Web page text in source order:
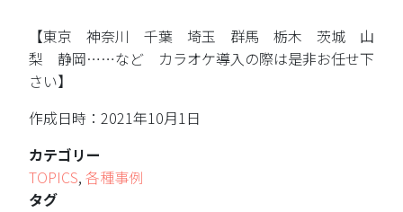
【東京 神奈川 千葉 埼玉 群馬 栃木 茨城 山
梨 静岡……など カラオケ導入の際は是非お任せ下
さい】
作成日時：2021年10月1日
カテゴリー
TOPICS, 各種事例
タグ